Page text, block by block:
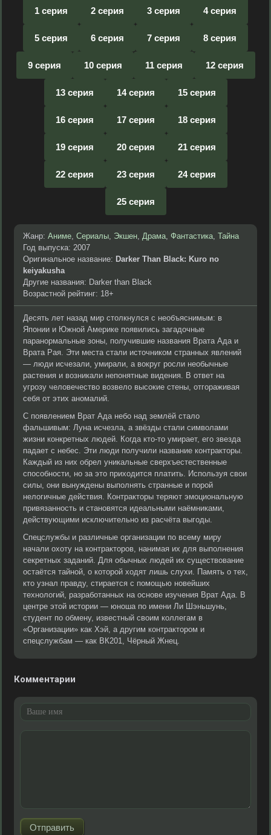
1 серия 2 серия 3 серия 4 серия
5 серия 6 серия 7 серия 8 серия
9 серия 10 серия 11 серия 12 серия
13 серия 14 серия 15 серия
16 серия 17 серия 18 серия
19 серия 20 серия 21 серия
22 серия 23 серия 24 серия
25 серия
Жанр: Аниме, Сериалы, Экшен, Драма, Фантастика, Тайна
Год выпуска: 2007
Оригинальное название: Darker Than Black: Kuro no
keiyakusha
Другие названия: Darker than Black
Возрастной рейтинг: 18+
Десять лет назад мир столкнулся с необъяснимым: в
Японии и Южной Америке появились загадочные
паранормальные зоны, получившие названия Врата Ада и
Врата Рая. Эти места стали источником странных явлений
— люди исчезали, умирали, а вокруг росли необычные
растения и возникали непонятные видения. В ответ на
угрозу человечество возвело высокие стены, отгораживая
себя от этих аномалий.
С появлением Врат Ада небо над землёй стало
фальшивым: Луна исчезла, а звёзды стали символами
жизни конкретных людей. Когда кто-то умирает, его звезда
падает с небес. Эти люди получили название контракторы.
Каждый из них обрел уникальные сверхъестественные
способности, но за это приходится платить. Используя свои
силы, они вынуждены выполнять странные и порой
нелогичные действия. Контракторы теряют эмоциональную
привязанность и становятся идеальными наёмниками,
действующими исключительно из расчёта выгоды.
Спецслужбы и различные организации по всему миру
начали охоту на контракторов, нанимая их для выполнения
секретных заданий. Для обычных людей их существование
остаётся тайной, о которой ходят лишь слухи. Память о тех,
кто узнал правду, стирается с помощью новейших
технологий, разработанных на основе изучения Врат Ада. В
центре этой истории — юноша по имени Ли Шэньшунь,
студент по обмену, известный своим коллегам в
«Организации» как Хэй, а другим контрактором и
спецслужбам — как ВК201, Чёрный Жнец.
Комментарии